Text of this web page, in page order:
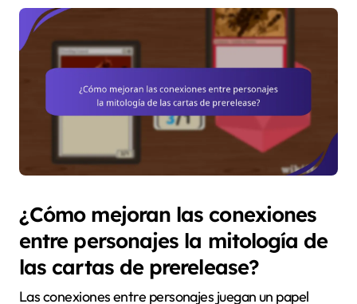
¿Cómo mejoran las conexiones
entre personajes la mitología de
las cartas de prerelease?
Las conexiones entre personajes juegan un papel